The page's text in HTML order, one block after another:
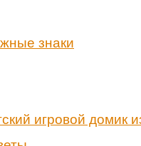
знаки
игровой домик